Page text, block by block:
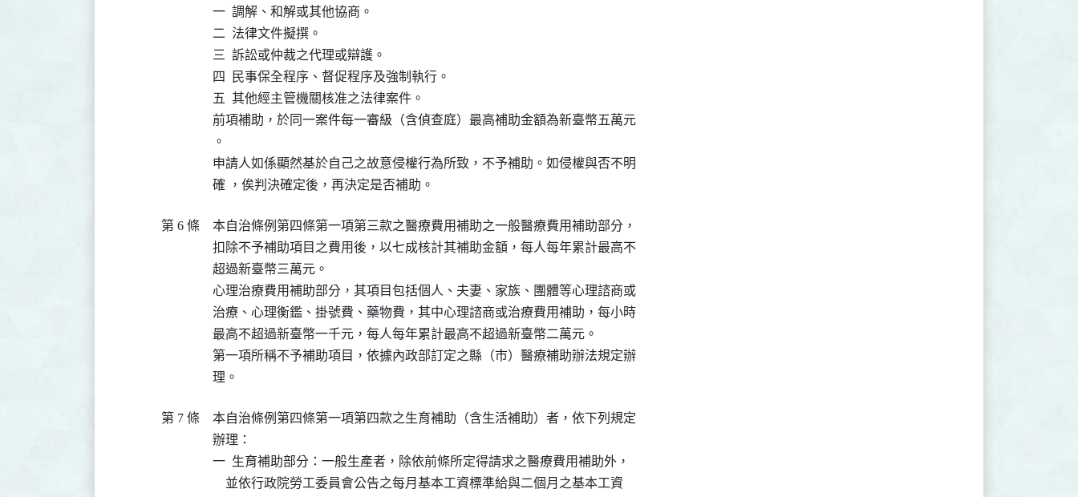
一  調解、和解或其他協商。
二  法律文件擬撰。
三  訴訟或仲裁之代理或辯護。
四  民事保全程序、督促程序及強制執行。
五  其他經主管機關核准之法律案件。
前項補助，於同一案件每一審級（含偵查庭）最高補助金額為新臺幣五萬元
。
申請人如係顯然基於自己之故意侵權行為所致，不予補助。如侵權與否不明
確 ，俟判決確定後，再決定是否補助。
第 6 條
本自治條例第四條第一項第三款之醫療費用補助之一般醫療費用補助部分，
扣除不予補助項目之費用後，以七成核計其補助金額，每人每年累計最高不
超過新臺幣三萬元。
心理治療費用補助部分，其項目包括個人、夫妻、家族、團體等心理諮商或
治療、心理衡鑑、掛號費、藥物費，其中心理諮商或治療費用補助，每小時
最高不超過新臺幣一千元，每人每年累計最高不超過新臺幣二萬元。
第一項所稱不予補助項目，依據內政部訂定之縣（市）醫療補助辦法規定辦
理。
第 7 條
本自治條例第四條第一項第四款之生育補助（含生活補助）者，依下列規定
辦理：
一  生育補助部分：一般生產者，除依前條所定得請求之醫療費用補助外，
    並依行政院勞工委員會公告之每月基本工資標準給與二個月之基本工資